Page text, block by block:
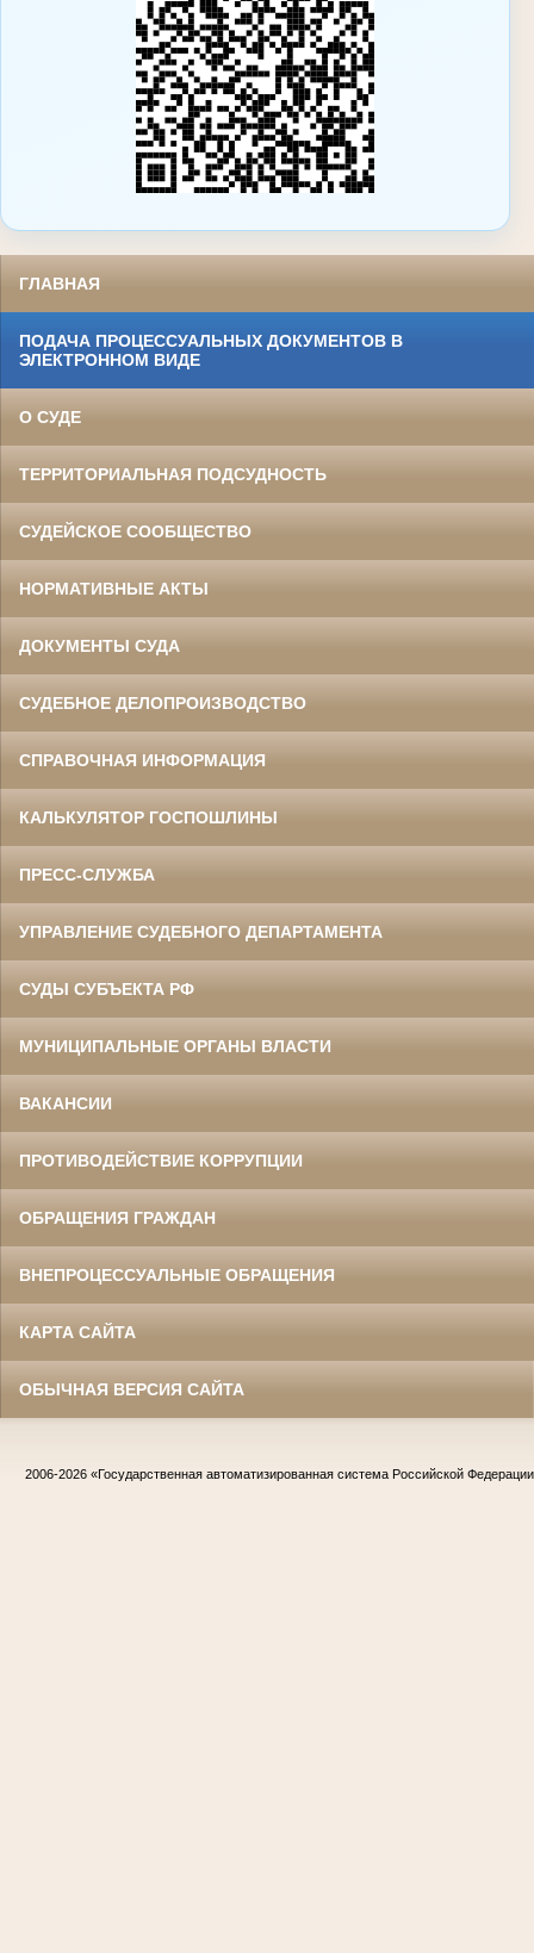
ГЛАВНАЯ
ПОДАЧА ПРОЦЕССУАЛЬНЫХ ДОКУМЕНТОВ В
ЭЛЕКТРОННОМ ВИДЕ
О СУДЕ
ТЕРРИТОРИАЛЬНАЯ ПОДСУДНОСТЬ
СУДЕЙСКОЕ СООБЩЕСТВО
НОРМАТИВНЫЕ АКТЫ
ДОКУМЕНТЫ СУДА
СУДЕБНОЕ ДЕЛОПРОИЗВОДСТВО
СПРАВОЧНАЯ ИНФОРМАЦИЯ
КАЛЬКУЛЯТОР ГОСПОШЛИНЫ
ПРЕСС-СЛУЖБА
УПРАВЛЕНИЕ СУДЕБНОГО ДЕПАРТАМЕНТА
СУДЫ СУБЪЕКТА РФ
МУНИЦИПАЛЬНЫЕ ОРГАНЫ ВЛАСТИ
ВАКАНСИИ
ПРОТИВОДЕЙСТВИЕ КОРРУПЦИИ
ОБРАЩЕНИЯ ГРАЖДАН
ВНЕПРОЦЕССУАЛЬНЫЕ ОБРАЩЕНИЯ
КАРТА САЙТА
ОБЫЧНАЯ ВЕРСИЯ САЙТА
2006-2026 «Государственная автоматизированная система Российской